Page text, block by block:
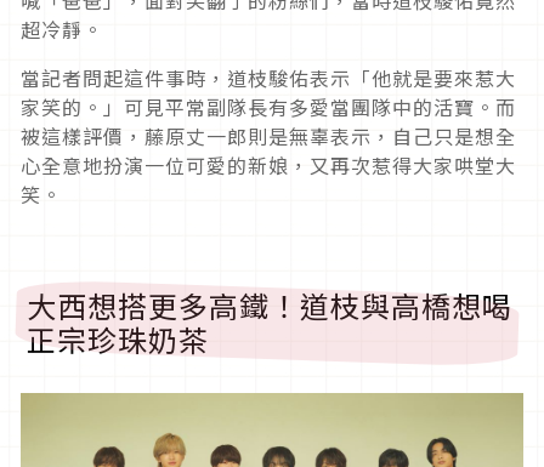
超冷靜。
當記者問起這件事時，道枝駿佑表示「他就是要來惹大
家笑的。」可見平常副隊長有多愛當團隊中的活寶。而
被這樣評價，藤原丈一郎則是無辜表示，自己只是想全
心全意地扮演一位可愛的新娘，又再次惹得大家哄堂大
笑。
大西想搭更多高鐵！道枝與高橋想喝
正宗珍珠奶茶